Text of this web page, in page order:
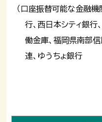
（口座振替可能な金融機
行、西日本シティ銀行
働金庫、福岡県南部
連、ゆうちょ銀行